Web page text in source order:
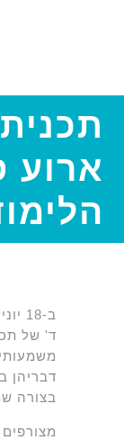
ארוע
הלימודים
ד' של
דבריהן
בצורה